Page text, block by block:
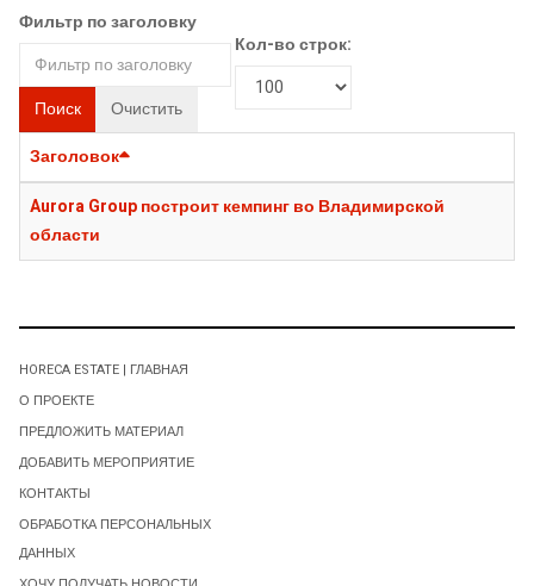
Фильтр по заголовку
Поиск Очистить
Кол-во строк:
Заголовок
Aurora Group построит кемпинг во Владимирской
области
HORECA ESTATE | ГЛАВНАЯ
О ПРОЕКТЕ
ПРЕДЛОЖИТЬ МАТЕРИАЛ
ДОБАВИТЬ МЕРОПРИЯТИЕ
КОНТАКТЫ
ОБРАБОТКА ПЕРСОНАЛЬНЫХ
ДАННЫХ